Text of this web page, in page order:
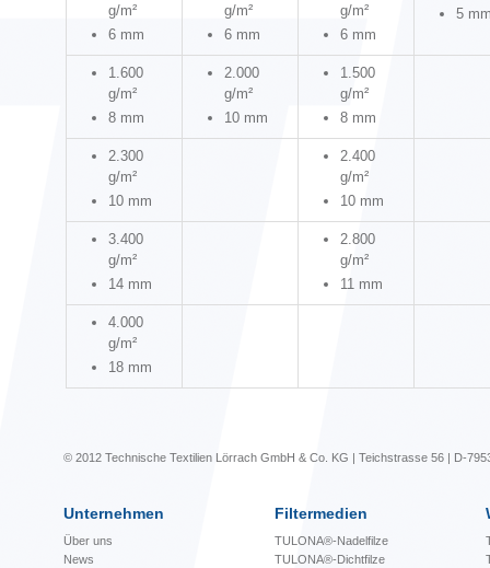
g/m²
6 mm
g/m²
6 mm
g/m²
6 mm
5
1.600
g/m²
8 mm
2.000
g/m²
10 mm
1.500
g/m²
8 mm
2.300
g/m²
10 mm
2.400
g/m²
10 mm
3.400
g/m²
14 mm
2.800
g/m²
11 mm
4.000
g/m²
18 mm
© 2012 Technische Textilien Lörrach GmbH & Co. KG | Teichstrasse 56 | D-
Unternehmen Filtermedien
Über uns
News
TULONA®-Nadelfilze
TULONA®-Dichtfilze